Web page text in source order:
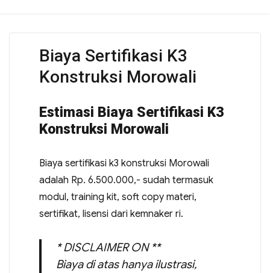
Biaya Sertifikasi K3
Konstruksi Morowali
Estimasi Biaya Sertifikasi K3
Konstruksi Morowali
Biaya sertifikasi k3 konstruksi Morowali
adalah Rp. 6.500.000,- sudah termasuk
modul, training kit, soft copy materi,
sertifikat, lisensi dari kemnaker ri.
* DISCLAIMER ON **
Biaya di atas hanya ilustrasi,